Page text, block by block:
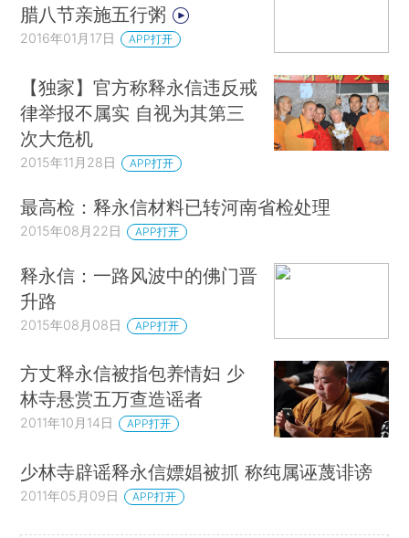
腊八节亲施五行粥
2016年01月17日 APP打开
【独家】官方称释永信违反戒
律举报不属实 自视为其第三
次大危机
2015年11月28日 APP打开
最高检：释永信材料已转河南省检处理
2015年08月22日 APP打开
释永信：一路风波中的佛门晋
升路
2015年08月08日 APP打开
方丈释永信被指包养情妇 少
林寺悬赏五万查造谣者
2011年10月14日 APP打开
少林寺辟谣释永信嫖娼被抓 称纯属诬蔑诽谤
2011年05月09日 APP打开